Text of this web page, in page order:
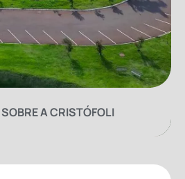
SOBRE A CRISTÓFOLI